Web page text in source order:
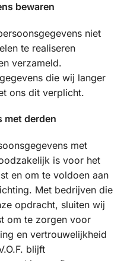
bewaren
niet
te realiseren
verzameld.
die wij langer
ons dit verplicht.
met derden
met
is voor het
en om te voldoen aan
Met bedrijven die
opdracht, sluiten wij
om te zorgen voor
en vertrouwelijkheid
blijft